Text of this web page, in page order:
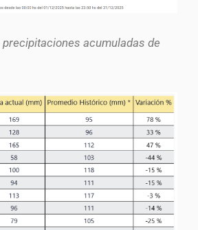
precipitaciones acumuladas de